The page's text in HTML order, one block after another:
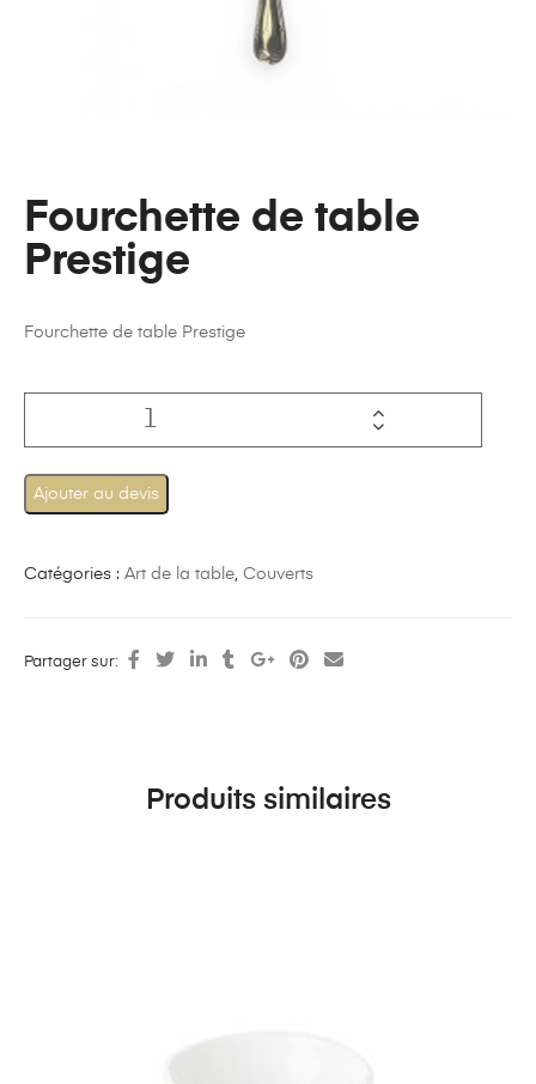
Fourchette de table
Prestige
Fourchette de table Prestige
Ajouter au devis
Catégories : Art de la table, Couverts
Partager sur:
Produits similaires